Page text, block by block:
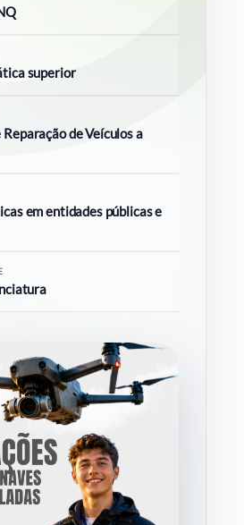
superior
de Veículos a
em entidades públicas e